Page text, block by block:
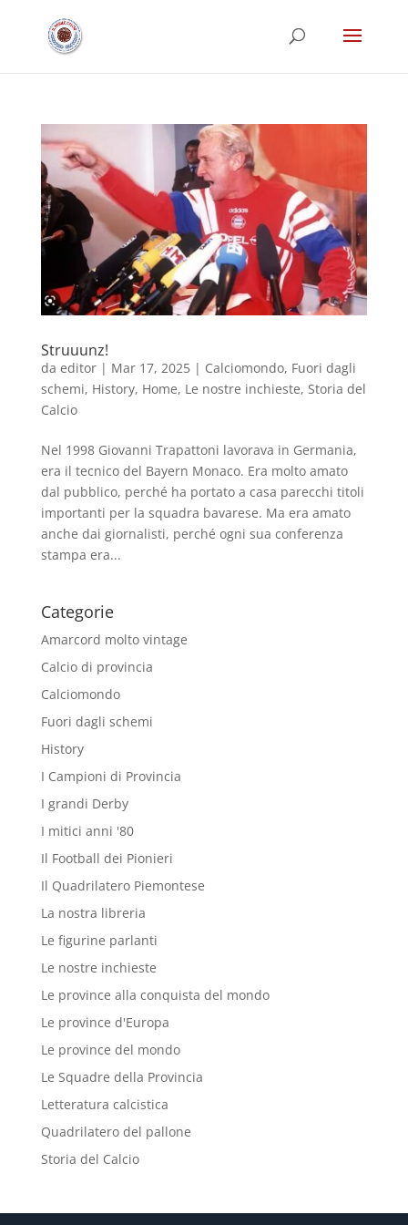
Struuunz!
da editor| Mar 17, 2025| Calciomondo, Fuori dagli
schemi, History, Home, Le nostre inchieste, Storia del
Calcio
Nel 1998 Giovanni Trapattoni lavorava in Germania,
era il tecnico del Bayern Monaco. Era molto amato
dal pubblico, perché ha portato a casa parecchi titoli
importanti per la squadra bavarese. Ma era amato
anche dai giornalisti, perché ogni sua conferenza
stampa era...
Categorie
Amarcord molto vintage
Calcio di provincia
Calciomondo
Fuori dagli schemi
History
I Campioni di Provincia
I grandi Derby
I mitici anni '80
Il Football dei Pionieri
Il Quadrilatero Piemontese
La nostra libreria
Le figurine parlanti
Le nostre inchieste
Le province alla conquista del mondo
Le province d'Europa
Le province del mondo
Le Squadre della Provincia
Letteratura calcistica
Quadrilatero del pallone
Storia del Calcio